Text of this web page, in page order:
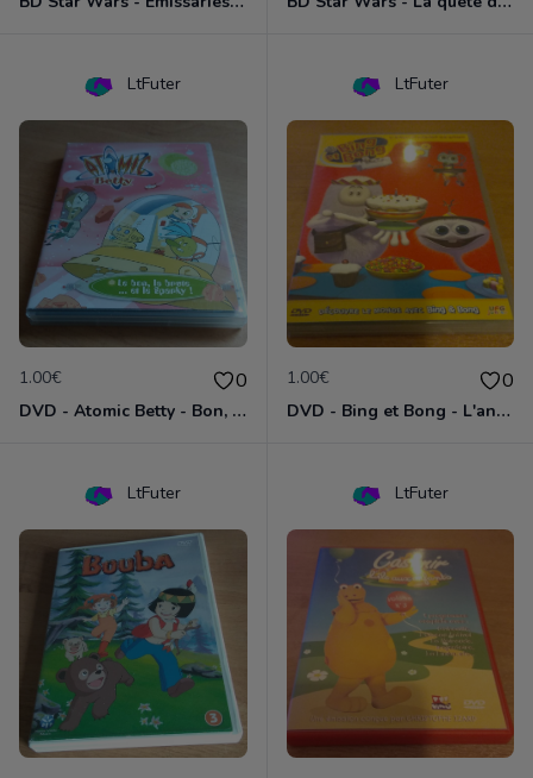
LtFuter
1.00€ 0
DVD - Atomic Betty - Bon, brute et Sparky
LtFuter
1.00€ 0
DVD - Bing et Bong - L'anniversaire de Bong
LtFuter LtFuter